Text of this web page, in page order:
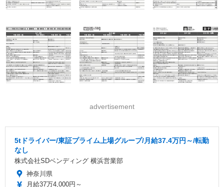
advertisement
5tドライバー/東証プライム上場グループ/月給37.4万円～/転勤
なし
株式会社SDベンディング 横浜営業部
神奈川県
月給37万4,000円～